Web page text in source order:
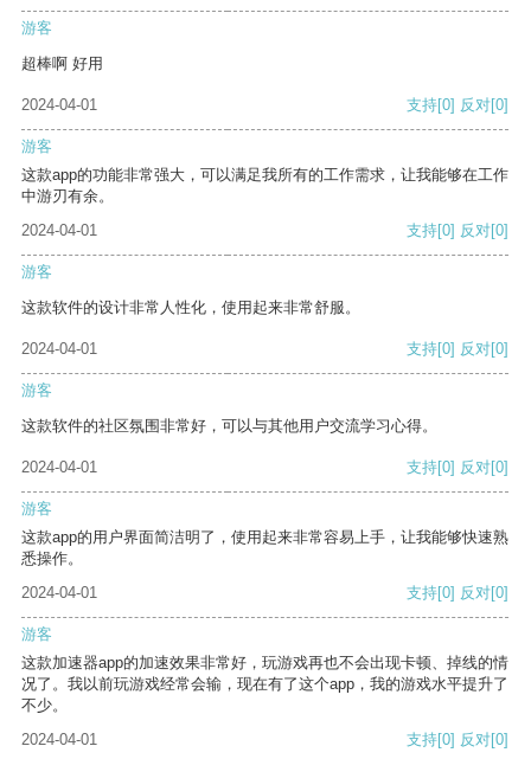
游客
超棒啊 好用
2024-04-01 支持[0] 反对[0]
游客
这款app的功能非常强大，可以满足我所有的工作需求，让我能够在工作
中游刃有余。
2024-04-01
支持[0] 反对[0]
游客
这款软件的设计非常人性化，使用起来非常舒服。
2024-04-01 支持[0] 反对[0]
游客
这款软件的社区氛围非常好，可以与其他用户交流学习心得。
2024-04-01 支持[0] 反对[0]
游客
这款app的用户界面简洁明了，使用起来非常容易上手，让我能够快速熟
悉操作。
2024-04-01
支持[0] 反对[0]
游客
这款加速器app的加速效果非常好，玩游戏再也不会出现卡顿、掉线的情
况了。我以前玩游戏经常会输，现在有了这个app，我的游戏水平提升了
不少。
2024-04-01
支持[0] 反对[0]